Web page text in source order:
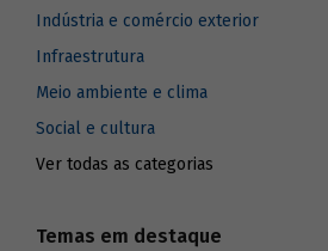
Indústria e comércio exterior
Infraestrutura
Meio ambiente e clima
Social e cultura
Ver todas as categorias
Temas em destaque